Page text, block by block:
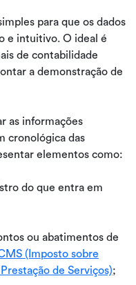
para que os dados
e intuitivo. O ideal é
de contabilidade
a demonstração de
as informações
cronológica das
elementos como:
do que entra em
ou abatimentos de
(Imposto sobre
de Serviços);